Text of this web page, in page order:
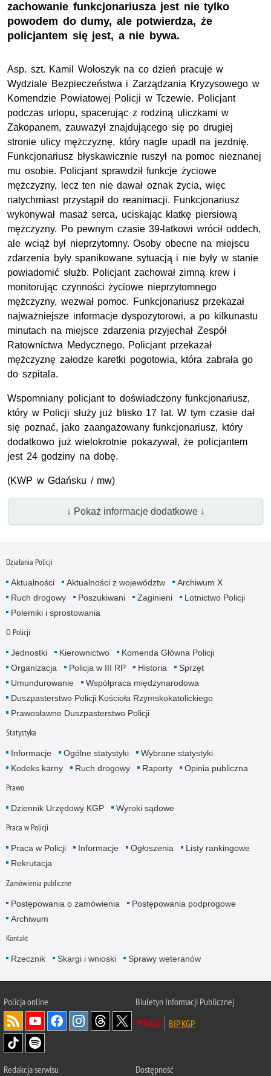
zachowanie funkcjonariusza jest nie tylko
powodem do dumy, ale potwierdza, że
policjantem się jest, a nie bywa.
Asp. szt. Kamil Wołoszyk na co dzień pracuje w
Wydziale Bezpieczeństwa i Zarządzania Kryzysowego w
Komendzie Powiatowej Policji w Tczewie. Policjant
podczas urlopu, spacerując z rodziną uliczkami w
Zakopanem, zauważył znajdującego się po drugiej
stronie ulicy mężczyznę, który nagle upadł na jezdnię.
Funkcjonariusz błyskawicznie ruszył na pomoc nieznanej
mu osobie. Policjant sprawdził funkcje życiowe
mężczyzny, lecz ten nie dawał oznak życia, więc
natychmiast przystąpił do reanimacji. Funkcjonariusz
wykonywał masaż serca, uciskając klatkę piersiową
mężczyzny. Po pewnym czasie 39-latkowi wrócił oddech,
ale wciąż był nieprzytomny. Osoby obecne na miejscu
zdarzenia były spanikowane sytuacją i nie były w stanie
powiadomić służb. Policjant zachował zimną krew i
monitorując czynności życiowe nieprzytomnego
mężczyzny, wezwał pomoc. Funkcjonariusz przekazał
najważniejsze informacje dyspozytorowi, a po kilkunastu
minutach na miejsce zdarzenia przyjechał Zespół
Ratownictwa Medycznego. Policjant przekazał
mężczyznę załodze karetki pogotowia, która zabrała go
do szpitala.
Wspomniany policjant to doświadczony funkcjonariusz,
który w Policji służy już blisko 17 lat. W tym czasie dał
się poznać, jako zaangażowany funkcjonariusz, który
dodatkowo już wielokrotnie pokazywał, że policjantem
jest 24 godziny na dobę.
(KWP w Gdańsku / mw)
↓ Pokaż informacje dodatkowe ↓
Działania Policji
Aktualności Aktualności z województw
Archiwum X
Ruch drogowy
Poszukiwani Zaginieni
Lotnictwo Policji
Polemiki i sprostowania
O Policji
Jednostki Kierownictwo
Komenda Główna Policji
Organizacja
Policja w III RP Historia
Sprzęt
Umundurowanie
Współpraca międzynarodowa
Duszpasterstwo Policji Kościoła Rzymskokatolickiego
Prawosławne Duszpasterstwo Policji
Statystyka
Informacje Ogólne statystyki
Wybrane statystyki
Kodeks karny
Ruch drogowy Raporty Opinia publiczna
Prawo
Dziennik Urzędowy KGP Wyroki sądowe
Praca w Policji
Praca w Policji Informacje Ogłoszenia
Listy rankingowe
Rekrutacja
Zamówienia publiczne
Postępowania o zamówienia
Postępowania podprogowe
Archiwum
Kontakt
Rzecznik Skargi i wnioski Sprawy weteranów
Policjaonline
Biuletyn Informacji Publicznej
BIP KGP
Redakcja serwisu Dostępność